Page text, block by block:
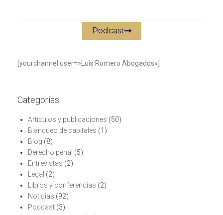
Podcast
[yourchannel user=»Luis Romero Abogados»]
Categorías
Artículos y publicaciones (50)
Blanqueo de capitales (1)
Blog (8)
Derecho penal (5)
Entrevistas (2)
Legal (2)
Libros y conferencias (2)
Noticias (92)
Podcast (3)